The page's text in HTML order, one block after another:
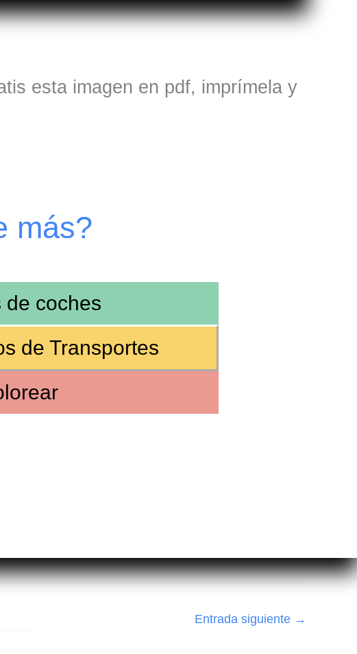
esta imagen en pdf, imprímela y
más?
de coches
de Transportes
Entrada siguiente →